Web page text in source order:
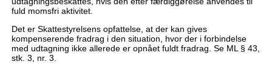
fuld momsfri aktivitet.
Det er Skattestyrelsens opfattelse, at der kan gives
kompenserende fradrag i den situation, hvor der i forbindelse
med udtagning ikke allerede er opnået fuldt fradrag. Se ML § 43,
stk. 3, nr. 3.